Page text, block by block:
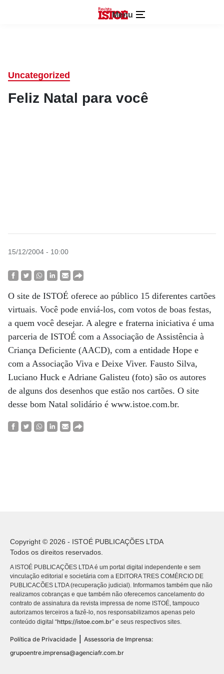
Menu
Uncategorized
Feliz Natal para você
15/12/2004 - 10:00
O site de ISTOÉ oferece ao público 15 diferentes cartões
virtuais. Você pode enviá-los, com votos de boas festas,
a quem você desejar. A alegre e fraterna iniciativa é uma
parceria de ISTOÉ com a Associação de Assistência à
Criança Deficiente (AACD), com a entidade Hope e
com a Associação Viva e Deixe Viver. Fausto Silva,
Luciano Huck e Adriane Galisteu (foto) são os autores
de alguns dos desenhos que estão nos cartões. O site
desse bom Natal solidário é www.istoe.com.br.
Copyright © 2026 - ISTOÉ PUBLICAÇÕES LTDA
Todos os direitos reservados.
A ISTOÉ PUBLICAÇÕES LTDA é um portal digital independente e sem
vinculação editorial e societária com a EDITORA TRES COMÉRCIO DE
PUBLICACÕES LTDA (recuperação judicial). Informamos também que não
realizamos cobranças e que também não oferecemos cancelamento do
contrato de assinatura da revista impressa de nome ISTOÉ, tampouco
autorizamos terceiros a fazê-lo, nos responsabilizamos apenas pelo
conteúdo digital “https://istoe.com.br” e seus respectivos sites.
Política de Privacidade
Assessoria de Imprensa:
grupoentre.imprensa@agenciafr.com.br